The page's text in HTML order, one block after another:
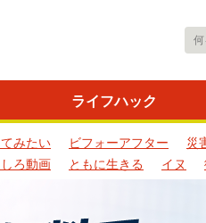
ライフハック
みたい ビフォーアフター 災
ろ動画 ともに生きる イヌ